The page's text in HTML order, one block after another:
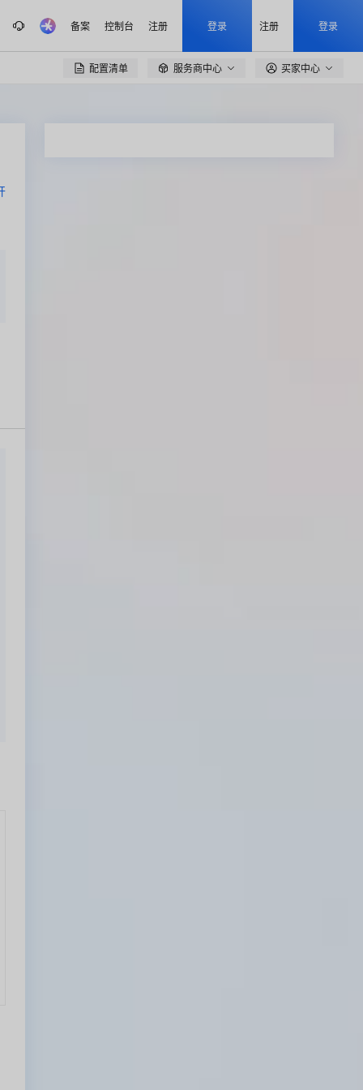
备案 控制台 注册 登录 注册 登录
配置清单  服务商中心 买家中心